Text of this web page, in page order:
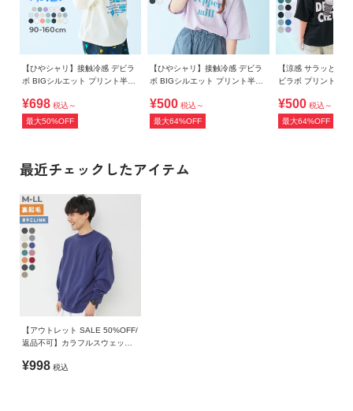
【ひやシャリ】接触冷感 デビラ
ボ BIGシルエット プリント半袖
¥698 税込～
最大50%OFF
【ひやシャリ】接触冷感 デビラ
ボ BIGシルエット プリント半袖
¥500 税込～
最大64%OFF
【涼感 サラッとメ
ビラボ プリント 半
¥500 税込～
最大64%OFF
最近チェックしたアイテム
【アウトレット SALE 50%OFF/
返品不可】カラフルスウェット
ナー
¥998 税込